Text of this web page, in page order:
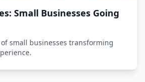
Small Businesses Going
of small businesses transforming